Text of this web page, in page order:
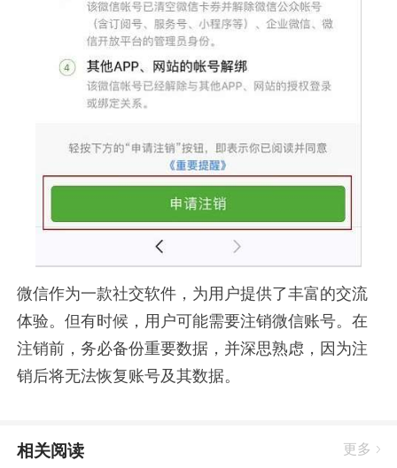
微信作为一款社交软件，为用户提供了丰富的交流
体验。但有时候，用户可能需要注销微信账号。在
注销前，务必备份重要数据，并深思熟虑，因为注
销后将无法恢复账号及其数据。
相关阅读 更多